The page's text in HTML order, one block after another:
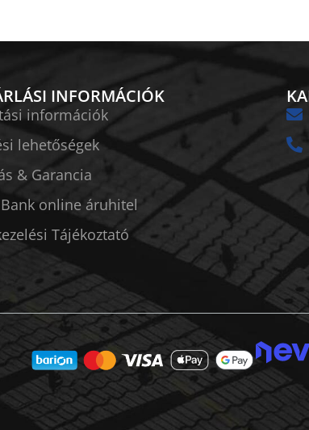
INFORMÁCIÓK
információk
lehetőségek
& Garancia
online áruhitel
Tájékoztató